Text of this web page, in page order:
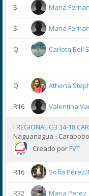
S Maria
S Maria
Q
Carlota Bell
Q Athena
R16 Valentina
I REGIONAL G3 14-18
Naguanagua -
Creado porFVT
R16 Sofía
R32 Maria Perez